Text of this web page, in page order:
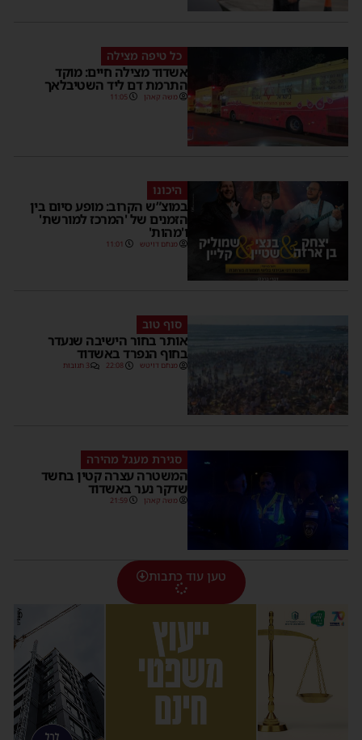
כל טיפה מצילה
אשדוד מצילה חיים: מוקד
התרמת דם ליד השטיבלאך
משה קאהן 11:05
היכונו
במוצ”ש הקרוב: מופע סיום בין
הזמנים של 'המרכז למורשת'
ו'מהות'
מנחם דויטש 11:01
סוף טוב
אותר בחור הישיבה שנעדר
בחוף הנפרד באשדוד
מנחם דויטש 22:08 3 תגובות
סגירת מעגל מהירה
המשטרה עצרה קטין בחשד
שדקר נער באשדוד
משה קאהן 21:59
טען עוד כתבות